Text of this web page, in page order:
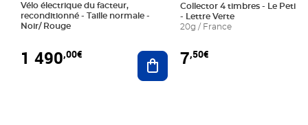
Vélo électrique du facteur,
reconditionné - Taille normale -
Noir/ Rouge
1 490,00€ Ajouter au panier
Collector 4 timbres - Le Petit
- Lettre Verte
20g / France
7,50€